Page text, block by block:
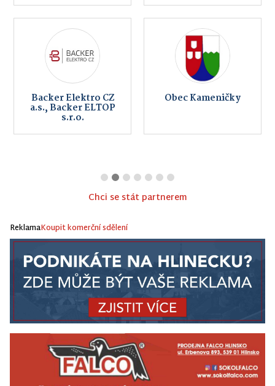
Backer Elektro CZ
a.s., Backer ELTOP
s.r.o.
Obec Kameničky
Chci se stát partnerem
ReklamaKoupit komerční sdělení